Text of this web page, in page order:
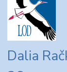
content
Dalia